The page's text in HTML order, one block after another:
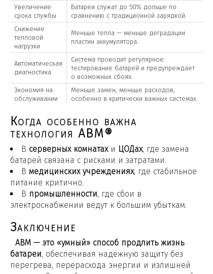
Увеличение
срока службы
Батареи служат до 50% дольше по
сравнению с традиционной зарядкой.
Снижение
тепловой
нагрузки
Меньше тепла — меньше деградации
пластин аккумулятора.
Автоматическая
диагностика
Система проводит регулярное
тестирование батарей и предупреждает
о возможных сбоях.
Экономия на
обслуживании
Меньше замен, меньше расходов,
особенно в критически важных системах.
Когда особенно важна
технология ABM®
В серверных комнатахи ЦОДах, где замена
батарей связана с рисками и затратами.
В медицинских учреждениях, где стабильное
питание критично.
В промышленности, где сбои в
электроснабжении ведут к большим убыткам.
Заключение
ABM — это «умный» способ продлить жизнь
батареи, обеспечивая надёжную защиту без
перегрева, перерасхода энергии и излишней